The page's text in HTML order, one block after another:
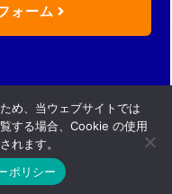
ォーム
All Rights Reserved.
め、当ウェブサイトでは
する場合、Cookie の使用
れます。
ポリシー